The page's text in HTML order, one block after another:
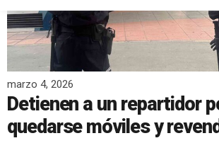
marzo 4, 2026
Detienen a un repartidor
quedarse móviles y